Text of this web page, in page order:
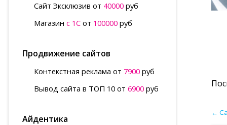
Сайт Эксклюзив от 40000 руб
Магазин с 1С от 100000 руб
Продвижение сайтов
Контекстная реклама от 7900 руб
Вывод сайта в ТОП 10 от 6900 руб
Айдентика
←